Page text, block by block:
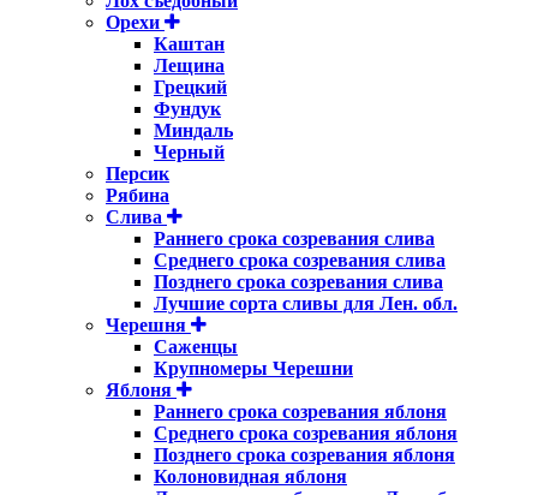
Орехи
Каштан
Лещина
Грецкий
Фундук
Миндаль
Черный
Персик
Рябина
Слива
Раннего срока созревания слива
Среднего срока созревания слива
Позднего срока созревания слива
Лучшие сорта сливы для Лен. обл.
Черешня
Саженцы
Крупномеры Черешни
Яблоня
Раннего срока созревания яблоня
Среднего срока созревания яблоня
Позднего срока созревания яблоня
Колоновидная яблоня